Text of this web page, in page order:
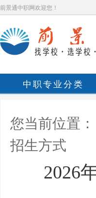
前景通中职网欢迎您！
中职专业分类
您当前位置：
招生方式
2026